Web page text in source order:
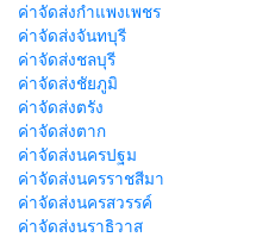
ค่าจัดส่งกำแพงเพชร
ค่าจัดส่งจันทบุรี
ค่าจัดส่งชลบุรี
ค่าจัดส่งชัยภูมิ
ค่าจัดส่งตรัง
ค่าจัดส่งตาก
ค่าจัดส่งนครปฐม
ค่าจัดส่งนครราชสีมา
ค่าจัดส่งนครสวรรค์
ค่าจัดส่งนราธิวาส